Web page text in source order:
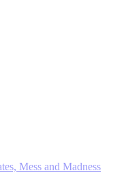
Mess and Madness